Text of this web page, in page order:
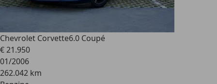
Chevrolet Corvette6.0 Coupé
€ 21.950
01/2006
262.042 km